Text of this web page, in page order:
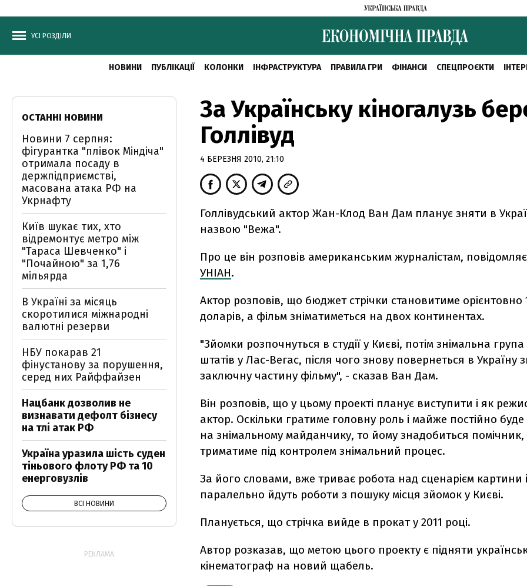
УСІ РОЗДІЛИ
НОВИНИ ПУБЛІКАЦІЇ КОЛОНКИ ІНФРАСТРУКТУРА ПРАВИЛА ГРИ ФІНАНСИ СПЕЦПРОЄКТИ
За Українську кіногалузь
Голлівуд
4 БЕРЕЗНЯ 2010, 21:10
Голлівудський актор Жан-Клод Ван Дам планує зняти в
назвою "Вежа".
Про це він розповів американським журналістам,
УНІАН.
Актор розповів, що бюджет стрічки становитиме орієнтовно
доларів, а фільм зніматиметься на двох континентах.
"Зйомки розпочнуться в студії у Києві, потім знімальна
штатів у Лас-Вегас, після чого знову повернеться в Україну
заключну частину фільму", - сказав Ван Дам.
Він розповів, що у цьому проекті планує виступити і як
актор. Оскільки гратиме головну роль і майже постійно
на знімальному майданчику, то йому знадобиться
триматиме під контролем знімальний процес.
За його словами, вже триває робота над сценарієм картини і
паралельно йдуть роботи з пошуку місця зйомок у Києві.
Планується, що стрічка вийде в прокат у 2011 році.
Автор розказав, що метою цього проекту є підняти
кінематограф на новий щабель.
ОСТАННІ НОВИНИ
Новини 7 серпня:
фігурантка "плівок Міндіча"
отримала посаду в
держпідприємстві,
масована атака РФ на
Укрнафту
Київ шукає тих, хто
відремонтує метро між
"Тараса Шевченко" і
"Почайною" за 1,76
мільярда
В Україні за місяць
скоротилися міжнародні
валютні резерви
НБУ покарав 21
фінустанову за порушення,
серед них Райффайзен
Нацбанк дозволив не
визнавати дефолт бізнесу
на тлі атак РФ
Україна уразила шість суден
тіньового флоту РФ та 10
енерговузлів
ВСІ НОВИНИ
РЕКЛАМА: